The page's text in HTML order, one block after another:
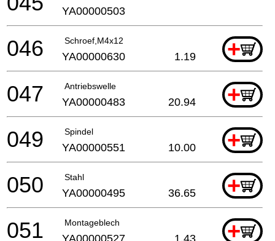
YA00000503
Schroef,M4x12 +
046 YA00000630 1.19
Antriebswelle +
047 YA00000483 20.94
Spindel +
049 YA00000551 10.00
Stahl +
050 YA00000495 36.65
Montageblech +
051 YA00000527 1.43